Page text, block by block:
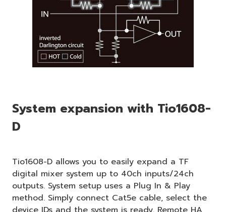
System expansion with Tio1608-
D
Tio1608-D allows you to easily expand a TF
digital mixer system up to 40ch inputs/24ch
outputs. System setup uses a Plug In & Play
method. Simply connect Cat5e cable, select the